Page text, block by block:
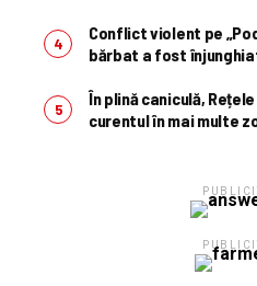
Conflict violent pe
bărbat a fost
În plină caniculă,
curentul în mai multe